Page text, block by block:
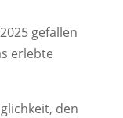
gefallen
erlebte
den